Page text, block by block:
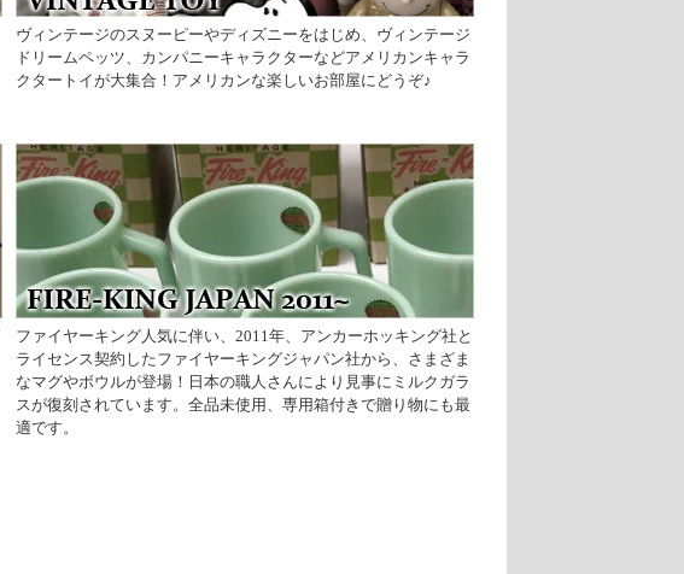
ヴィンテージのスヌーピーやディズニーをはじめ、ヴィンテージ
ドリームペッツ、カンパニーキャラクターなどアメリカンキャラ
クタートイが大集合！アメリカンな楽しいお部屋にどうぞ♪
ファイヤーキング人気に伴い、2011年、アンカーホッキング社と
ライセンス契約したファイヤーキングジャパン社から、さまざま
なマグやボウルが登場！日本の職人さんにより見事にミルクガラ
スが復刻されています。全品未使用、専用箱付きで贈り物にも最
適です。